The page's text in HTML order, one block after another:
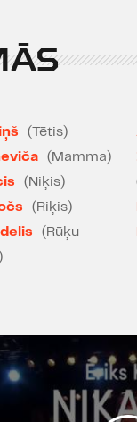
(Tētis)
(Mamma)
(Niķis)
(Riķis)
(Rūķu